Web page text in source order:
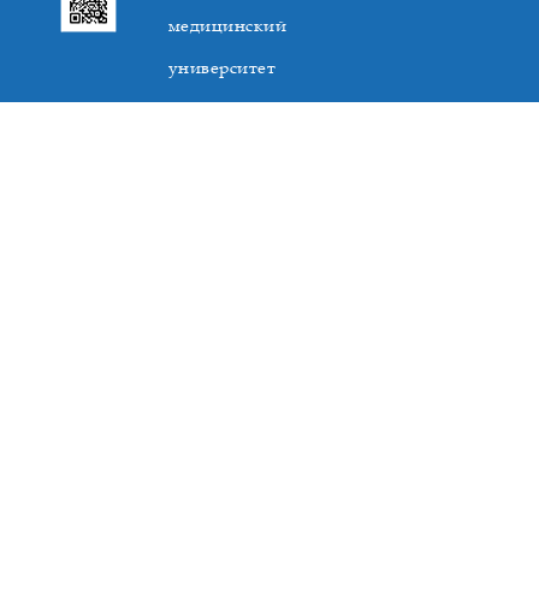
медицинский
университет